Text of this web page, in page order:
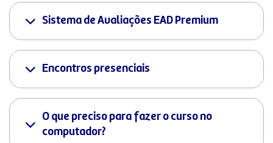
Sistema de Avaliações EAD Premium
Encontros presenciais
O que preciso para fazer o curso no
computador?